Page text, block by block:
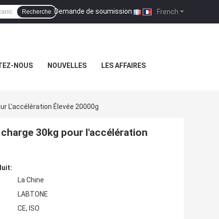
French
Demande de soumission |
Recherche
NOUS NOUVELLES LES AFFAIRES
L'accélération Élevée 20000g
30kg pour l'accélération
La Chine
LABTONE
CE, ISO